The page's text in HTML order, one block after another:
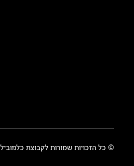
© כל הזכויות שמורות לקבוצת כלמוביל